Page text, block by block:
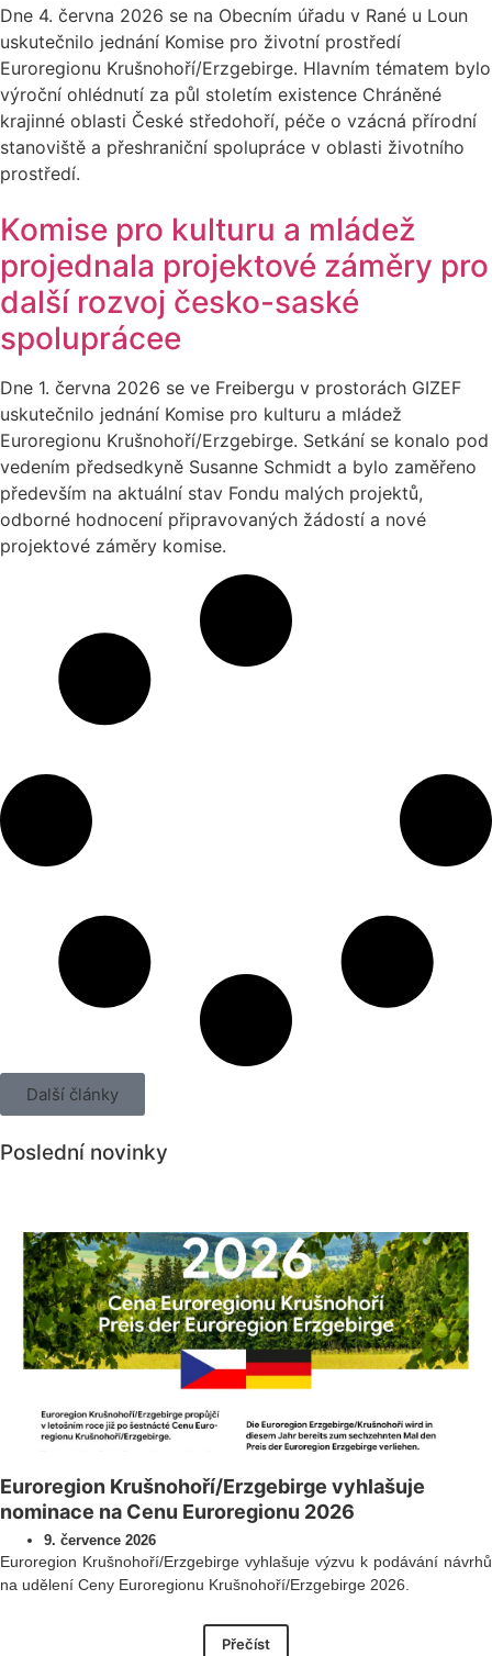
Dne 4. června 2026 se na Obecním úřadu v Rané u Loun
uskutečnilo jednání Komise pro životní prostředí
Euroregionu Krušnohoří/Erzgebirge. Hlavním tématem bylo
výroční ohlédnutí za půl stoletím existence Chráněné
krajinné oblasti České středohoří, péče o vzácná přírodní
stanoviště a přeshraniční spolupráce v oblasti životního
prostředí.
Komise pro kulturu a mládež
projednala projektové záměry pro
další rozvoj česko-saské
spoluprácee
Dne 1. června 2026 se ve Freibergu v prostorách GIZEF
uskutečnilo jednání Komise pro kulturu a mládež
Euroregionu Krušnohoří/Erzgebirge. Setkání se konalo pod
vedením předsedkyně Susanne Schmidt a bylo zaměřeno
především na aktuální stav Fondu malých projektů,
odborné hodnocení připravovaných žádostí a nové
projektové záměry komise.
Další články
Poslední novinky
Euroregion Krušnohoří/Erzgebirge vyhlašuje
nominace na Cenu Euroregionu 2026
9. července 2026
Euroregion Krušnohoří/Erzgebirge vyhlašuje výzvu k podávání návrhů
na udělení Ceny Euroregionu Krušnohoří/Erzgebirge 2026.
Přečíst